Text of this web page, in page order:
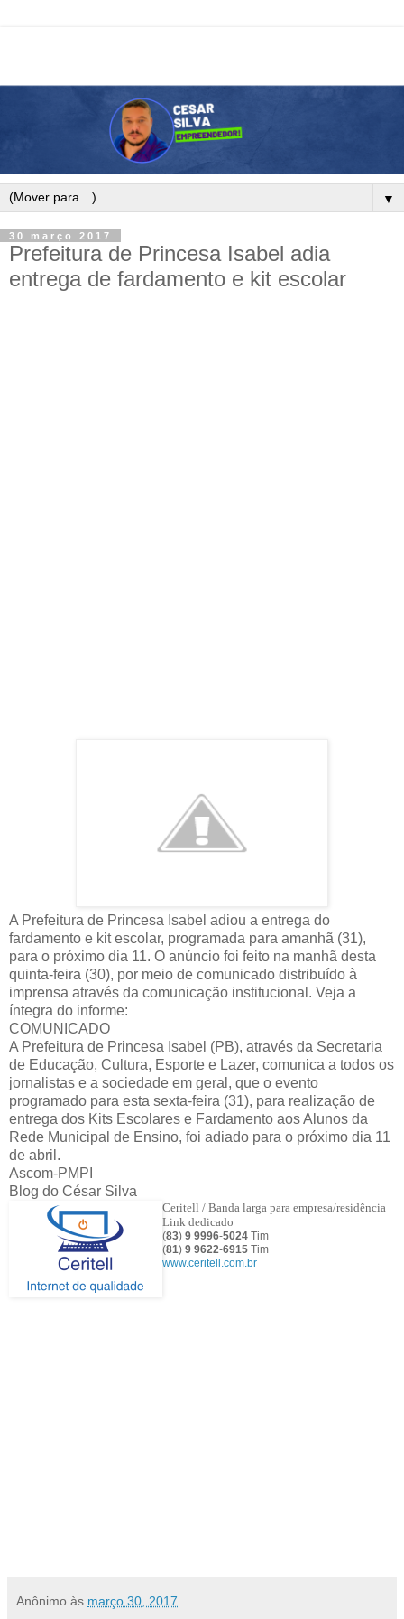
▼
30 março 2017
Prefeitura de Princesa Isabel adia
entrega de fardamento e kit escolar
A Prefeitura de Princesa Isabel adiou a entrega do
fardamento e kit escolar, programada para amanhã (31),
para o próximo dia 11. O anúncio foi feito na manhã desta
quinta-feira (30), por meio de comunicado distribuído à
imprensa através da comunicação institucional. Veja a
íntegra do informe:
COMUNICADO
A Prefeitura de Princesa Isabel (PB), através da Secretaria
de Educação, Cultura, Esporte e Lazer, comunica a todos os
jornalistas e a sociedade em geral, que o evento
programado para esta sexta-feira (31), para realização de
entrega dos Kits Escolares e Fardamento aos Alunos da
Rede Municipal de Ensino, foi adiado para o próximo dia 11
de abril.
Ascom-PMPI
Blog do César Silva
Ceritell / Banda larga para empresa/residência
Link dedicado
(83) 9 9996-5024 Tim
(81) 9 9622-6915 Tim
www.ceritell.com.br
Anônimo às março 30, 2017